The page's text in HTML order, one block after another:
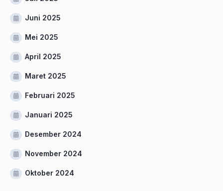
Juni 2025
Mei 2025
April 2025
Maret 2025
Februari 2025
Januari 2025
Desember 2024
November 2024
Oktober 2024